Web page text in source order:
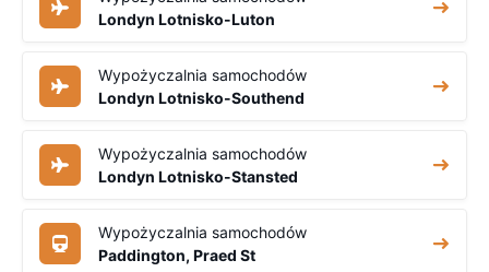
Londyn Lotnisko-Luton
Wypożyczalnia samochodów
Londyn Lotnisko-Southend
Wypożyczalnia samochodów
Londyn Lotnisko-Stansted
Wypożyczalnia samochodów
Paddington, Praed St